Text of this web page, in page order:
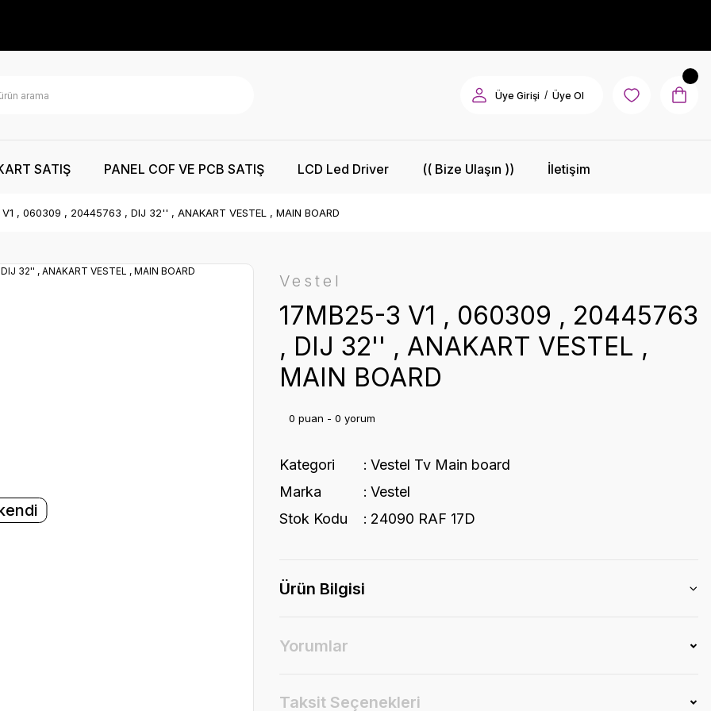
Üye Girişi / Üye Ol
SATIŞ PANEL COF VE PCB SATIŞ LCD Led Driver (( Bize Ulaşın )) İletişim
, 060309 , 20445763 , DIJ 32'' , ANAKART VESTEL , MAIN BOARD
Vestel
17MB25-3 V1 , 060309 , 20445763
, DIJ 32'' , ANAKART VESTEL ,
MAIN BOARD
0 puan - 0 yorum
Kategori
Vestel Tv Main board
Marka
Vestel
Stok Kodu
24090 RAF 17D
Ürün Bilgisi
Yorumlar
Taksit Seçenekleri